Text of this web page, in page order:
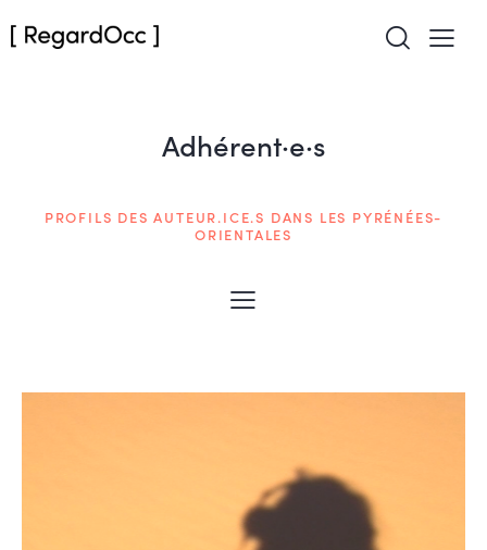
Adhérent·e·s
PROFILS DES AUTEUR.ICE.S DANS LES PYRÉNÉES-
ORIENTALES